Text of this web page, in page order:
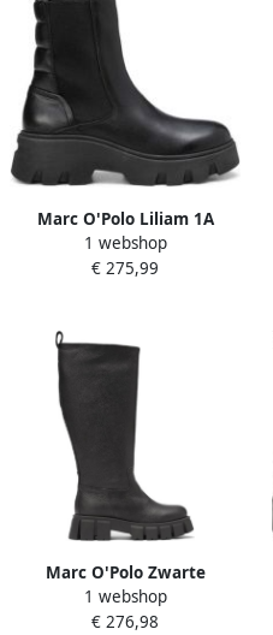
Marc O'Polo Liliam 1A
Zwarte Enkellaarsjes Black
Dames
1 webshop
€ 275,99
Marc O'Polo Zwarte
Gesloten Enkellaarsjes
Vrouwen Black Dames
1 webshop
€ 276,98